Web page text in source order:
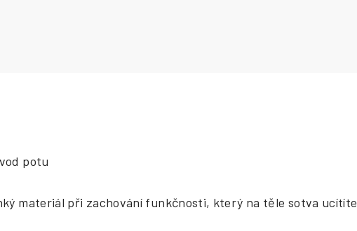
potu
materiál při zachování funkčnosti, který na těle sotva ucítíte